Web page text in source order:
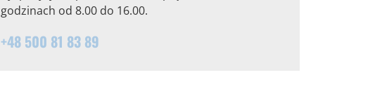
godzinach od 8.00 do 16.00.
+48 500 81 83 89